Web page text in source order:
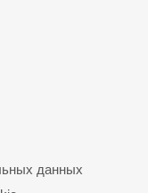
данных